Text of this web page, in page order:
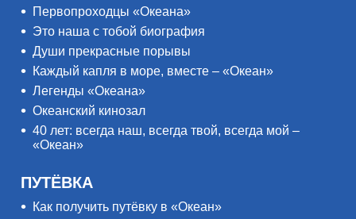
Первопроходцы «Океана»
Это наша с тобой биография
Души прекрасные порывы
Каждый капля в море, вместе – «Океан»
Легенды «Океана»
Океанский кинозал
40 лет: всегда наш, всегда твой, всегда мой –
«Океан»
ПУТЁВКА
Как получить путёвку в «Океан»